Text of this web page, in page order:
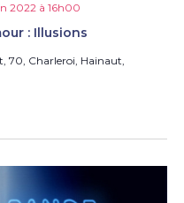
: Illusions
2022 à 16h00
70, Charleroi, Hainaut,